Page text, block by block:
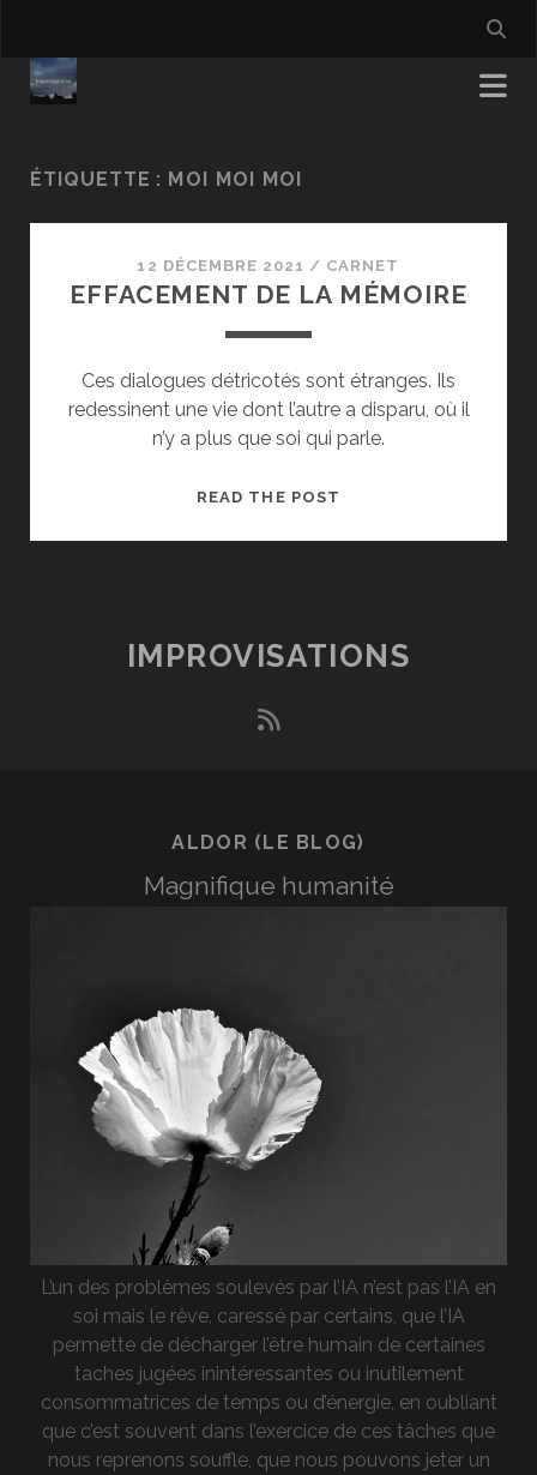
ÉTIQUETTE : MOI MOI MOI
12 DÉCEMBRE 2021 / CARNET
EFFACEMENT DE LA MÉMOIRE
Ces dialogues détricotés sont étranges. Ils
redessinent une vie dont l’autre a disparu, où il
n’y a plus que soi qui parle.
READ THE POST
IMPROVISATIONS
rss
ALDOR (LE BLOG)
Magnifique humanité
L’un des problèmes soulevés par l’IA n’est pas l’IA en
soi mais le rêve, caressé par certains, que l’IA
permette de décharger l’être humain de certaines
taches jugées inintéressantes ou inutilement
consommatrices de temps ou d’énergie, en oubliant
que c’est souvent dans l’exercice de ces tâches que
nous reprenons souffle, que nous pouvons jeter un